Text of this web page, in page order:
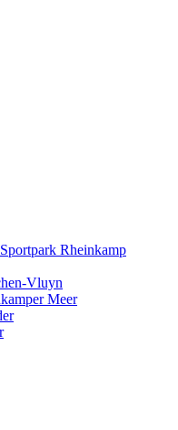
Rheinkamp
Vluyn
Meer